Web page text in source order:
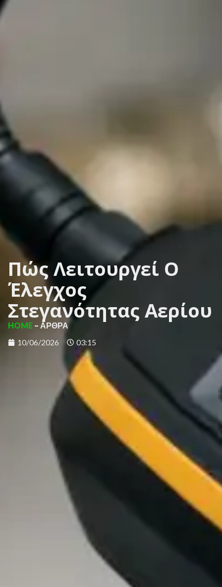
Πώς Λειτουργεί Ο
Έλεγχος
Στεγανότητας Αερίου
HOME – ΑΡΘΡΑ
10/06/2026
03:15